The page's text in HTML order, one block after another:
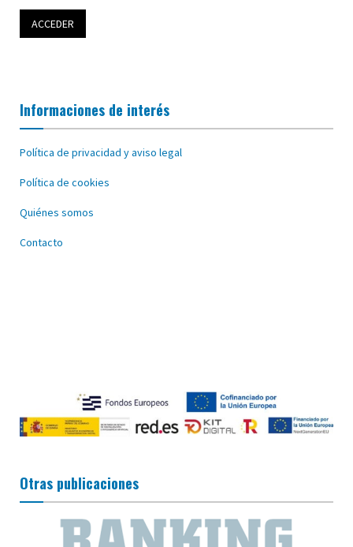
Informaciones de interés
Política de privacidad y aviso legal
Política de cookies
Quiénes somos
Contacto
Otras publicaciones